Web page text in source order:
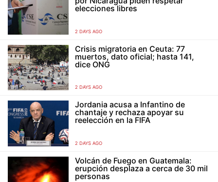
elecciones libres
2 DAYS AGO
Crisis migratoria en Ceuta: 77
muertos, dato oficial; hasta 141,
dice ONG
2 DAYS AGO
Jordania acusa a Infantino de
chantaje y rechaza apoyar su
reelección en la FIFA
2 DAYS AGO
Volcán de Fuego en Guatemala:
erupción desplaza a cerca de 30 mil
personas